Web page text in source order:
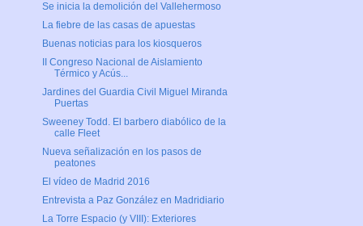
Se inicia la demolición del Vallehermoso
La fiebre de las casas de apuestas
Buenas noticias para los kiosqueros
II Congreso Nacional de Aislamiento
Térmico y Acús...
Jardines del Guardia Civil Miguel Miranda
Puertas
Sweeney Todd. El barbero diabólico de la
calle Fleet
Nueva señalización en los pasos de
peatones
El vídeo de Madrid 2016
Entrevista a Paz González en Madridiario
La Torre Espacio (y VIII): Exteriores